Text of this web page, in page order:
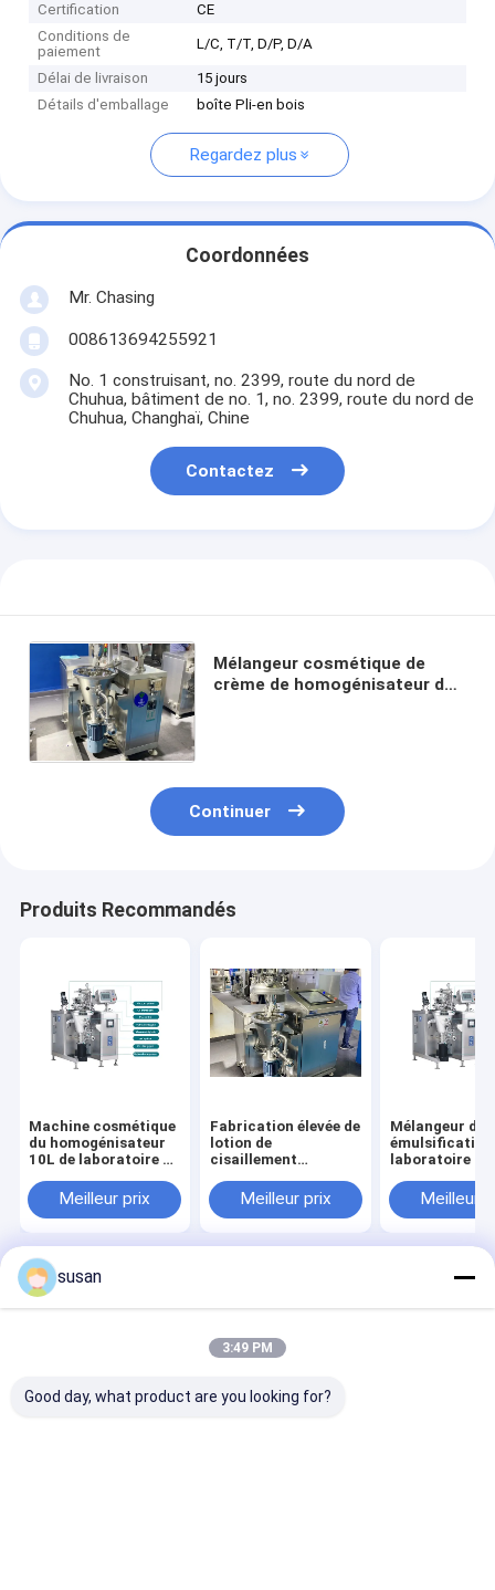
Certification
CE
Conditions de
paiement
L/C, T/T, D/P, D/A
Délai de livraison
15 jours
Détails d'emballage
boîte Pli-en bois
Regardez plus
Coordonnées
Mr. Chasing
008613694255921
No. 1 construisant, no. 2399, route du nord de
Chuhua, bâtiment de no. 1, no. 2399, route du nord de
Chuhua, Changhaï, Chine
Contactez
Mélangeur cosmétique de
crème de homogénisateur de
Continuer
Produits Recommandés
Machine cosmétique
du homogénisateur
10L de laboratoire de
pharmaceutique
d'émulsifiant petite
Meilleur prix
Fabrication élevée de
lotion de
cisaillement
vide de mélangeur
d'émulsifiant de
d'onguent
Meilleur prix
Mélangeur de
émulsification
laboratoire de
pour leMeilleur
Aperçu
la vie privée
Electronics Co., Ltd.. All Rights Reserved.
susan
3:49 PM
Good day, what product are you looking for?